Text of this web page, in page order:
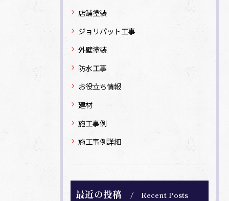
店舗塗装
ジョリパット工事
外壁塗装
防水工事
お役立ち情報
建材
施工事例
施工事例詳細
最近の投稿 Recent Posts